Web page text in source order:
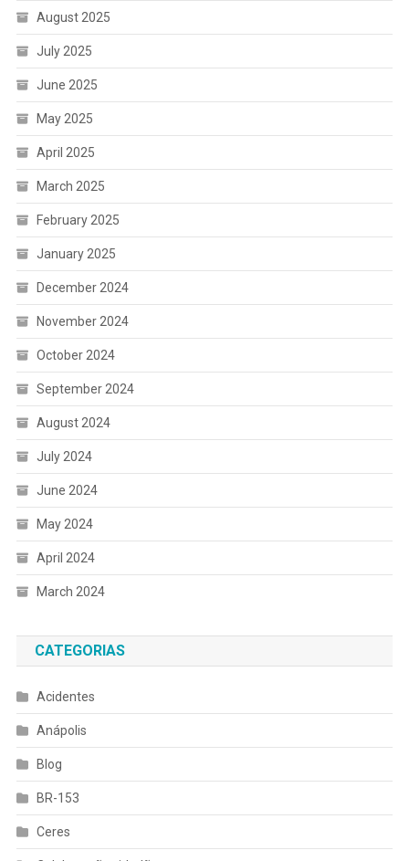
August 2025
July 2025
June 2025
May 2025
April 2025
March 2025
February 2025
January 2025
December 2024
November 2024
October 2024
September 2024
August 2024
July 2024
June 2024
May 2024
April 2024
March 2024
CATEGORIAS
Acidentes
Anápolis
Blog
BR-153
Ceres